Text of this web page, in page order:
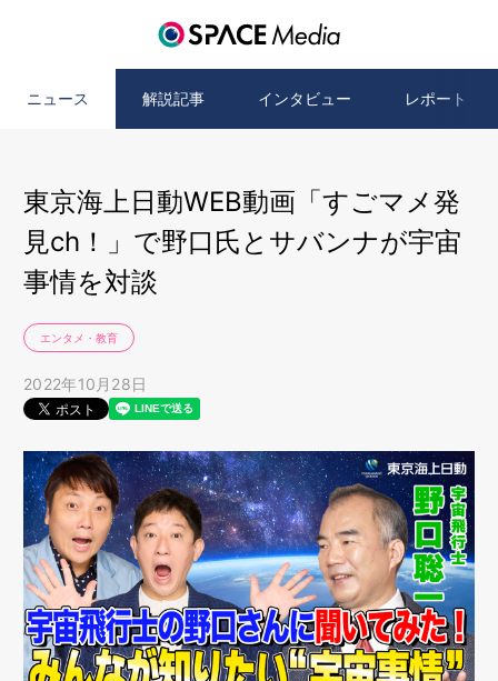
ニュース 解説記事 インタビュー レポート
東京海上日動WEB動画「すごマメ発
見ch！」で野口氏とサバンナが宇宙
事情を対談
エンタメ・教育
2022年10月28日